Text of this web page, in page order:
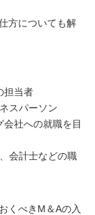
方についても解
担当者
スパーソン
社への就職を目
会計士などの職
くべきM＆Aの入